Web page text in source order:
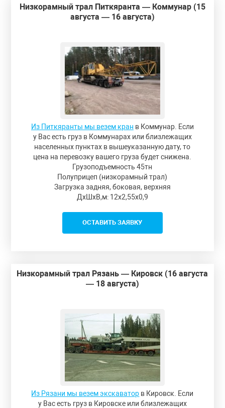
Низкорамный трал Питкяранта — Коммунар (15
августа — 16 августа)
Из Питкяранты мы везем кран в Коммунар. Если
у Вас есть груз в Коммунарах или близлежащих
населенных пунктах в вышеуказанную дату, то
цена на перевозку вашего груза будет снижена.
Грузоподъемность 45тн
Полуприцеп (низкорамный трал)
Загрузка задняя, боковая, верхняя
ДxШxВ,м: 12x2,55x0,9
ОСТАВИТЬ ЗАЯВКУ
Низкорамный трал Рязань — Кировск (16 августа
— 18 августа)
Из Рязани мы везем экскаватор в Кировск. Если
у Вас есть груз в Кировске или близлежащих